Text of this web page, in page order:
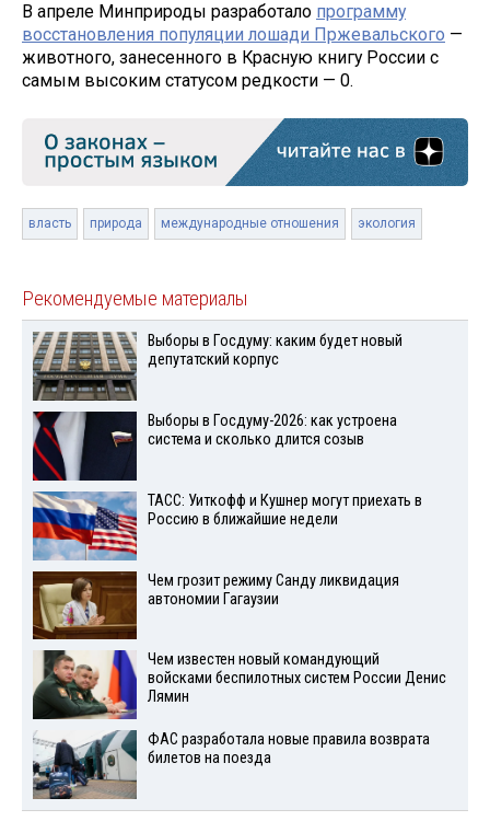
В апреле Минприроды разработало программу
восстановления популяции лошади Пржевальского —
животного, занесенного в Красную книгу России с
самым высоким статусом редкости — 0.
власть природа международные отношения экология
Рекомендуемые материалы
Выборы в Госдуму: каким будет новый
депутатский корпус
Выборы в Госдуму-2026: как устроена
система и сколько длится созыв
ТАСС: Уиткофф и Кушнер могут приехать в
Россию в ближайшие недели
Чем грозит режиму Санду ликвидация
автономии Гагаузии
Чем известен новый командующий
войсками беспилотных систем России Денис
Лямин
ФАС разработала новые правила возврата
билетов на поезда